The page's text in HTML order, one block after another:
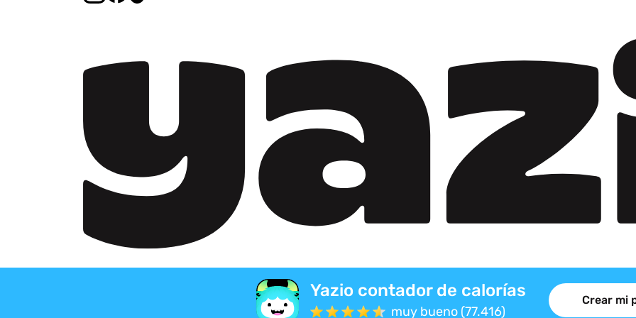
Yazio contador de calorías
muy bueno (77.416)
Crear mi